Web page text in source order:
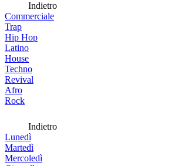
Indietro
Commerciale
Trap
Hip Hop
Latino
House
Techno
Revival
Afro
Rock
Indietro
Lunedì
Martedì
Mercoledì